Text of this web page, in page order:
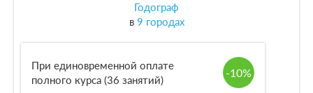
Годограф
в 9 городах
При единовременной оплате
полного курса (36 занятий)
-10%